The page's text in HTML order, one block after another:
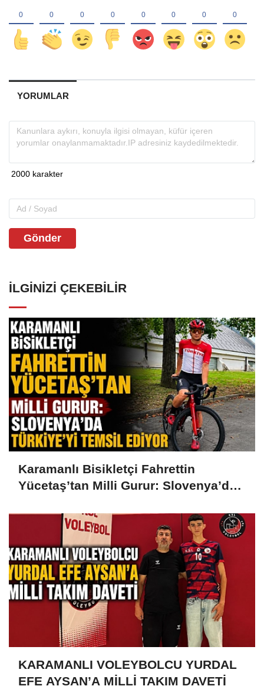
YORUMLAR
Gönder
İLGINIZI ÇEKEBILIR
Karamanlı Bisikletçi Fahrettin
Yücetaş’tan Milli Gurur: Slovenya’da
KARAMANLI VOLEYBOLCU YURDAL
EFE AYSAN’A MİLLİ TAKIM DAVETİ